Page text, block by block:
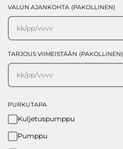
VALUN AJANKOHTA (PAKOLLINEN)
TARJOUS VIIMEISTÄÄN (PAKOLLINEN)
PURKUTAPA
Kuljetuspumppu
Pumppu